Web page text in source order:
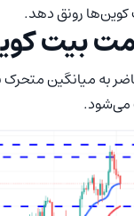
کوین‌ها رونق دهد.
بیت‌
می‌شود.